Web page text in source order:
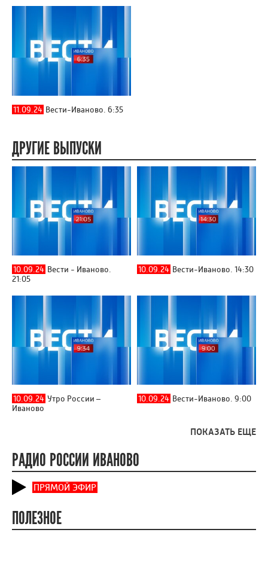
11.09.24 Вести-Иваново. 6:35
ДРУГИЕ ВЫПУСКИ
10.09.24 Вести - Иваново.
21:05
10.09.24 Вести-Иваново. 14:30
10.09.24 Утро России –
Иваново
10.09.24 Вести-Иваново. 9:00
ПОКАЗАТЬ ЕЩЕ
РАДИО РОССИИ ИВАНОВО
ПРЯМОЙ ЭФИР
ПОЛЕЗНОЕ